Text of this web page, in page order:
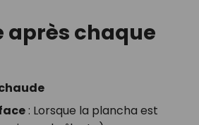
après chaque
: Lorsque la plancha est